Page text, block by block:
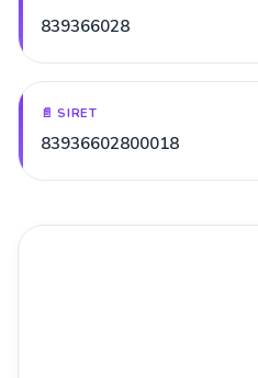
839366028
📄 SIRET
83936602800018